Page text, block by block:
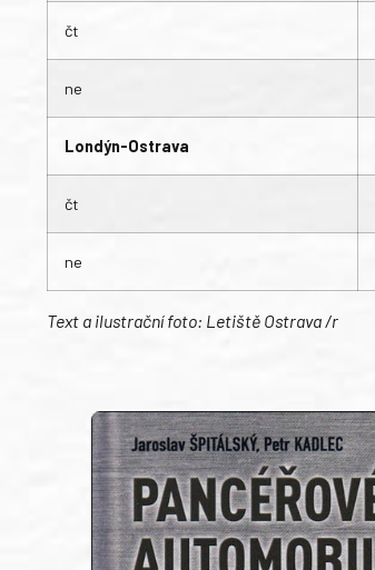
čt
ne
Londýn-Ostrava
čt
ne
Text a ilustrační foto: Letiště Ostrava /r